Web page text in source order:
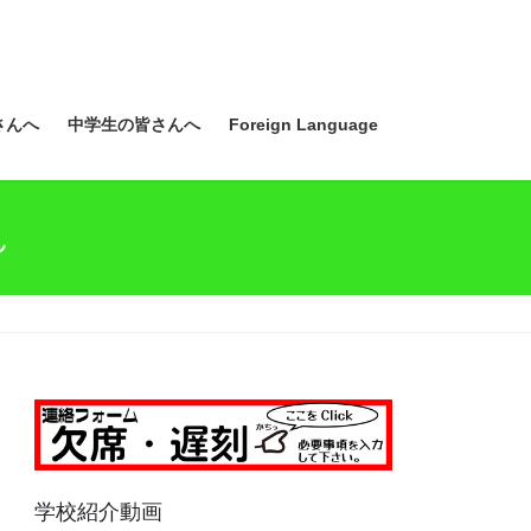
んへ 中学生の皆さんへ Foreign Language
学校紹介動画